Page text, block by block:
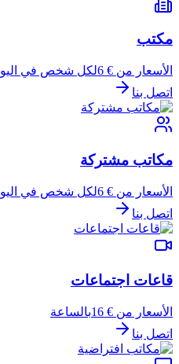
مكتب
الأسعار من € 6
لكل شخص في
اتصل بنا
مكاتب مشتركة
الأسعار من € 6
لكل شخص في
اتصل بنا
قاعات اجتماعات
الأسعار من € 16
بالساعة
اتصل بنا